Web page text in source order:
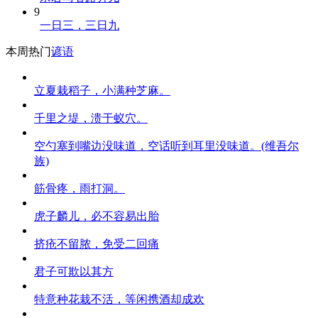
9
一日三，三日九
本周热门谚语
立夏栽稻子，小满种芝麻。
千里之堤，溃于蚁穴。
空勺塞到嘴边没味道，空话听到耳里没味道。(维吾尔
族)
筋骨疼，雨打洞。
虎子麟儿，必不容易出胎
挤疮不留脓，免受二回痛
君子可欺以其方
特意种花栽不活，等闲携酒却成欢